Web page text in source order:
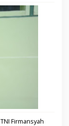
Firmansyah